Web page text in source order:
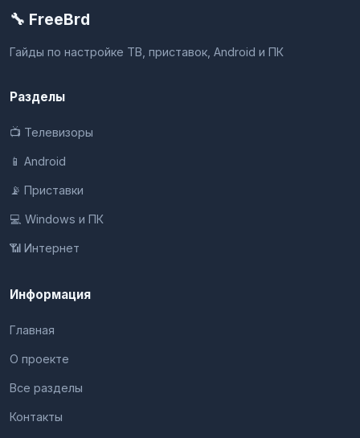
🔧 FreeBrd
Гайды по настройке ТВ, приставок, Android и ПК
Разделы
📺 Телевизоры
📱 Android
📡 Приставки
💻 Windows и ПК
📶 Интернет
Информация
Главная
О проекте
Все разделы
Контакты